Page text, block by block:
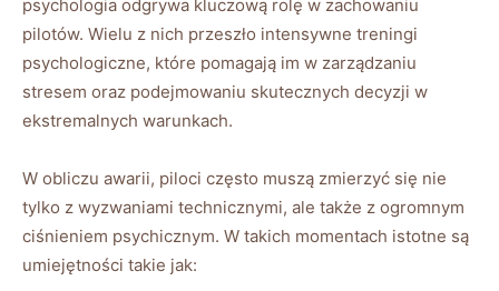
psychologia⁢ odgrywa kluczową rolę w zachowaniu
‍pilotów. Wielu z ‌nich ⁢przeszło intensywne treningi‌
psychologiczne, które pomagają im w zarządzaniu
stresem ‍oraz podejmowaniu skutecznych ⁣decyzji w
ekstremalnych warunkach.
W obliczu ⁣awarii, ⁣piloci często muszą zmierzyć się nie
tylko z wyzwaniami technicznymi, ale⁤ także z ogromnym
⁢ciśnieniem​ psychicznym.⁢ W takich momentach ⁤istotne są
umiejętności takie jak: